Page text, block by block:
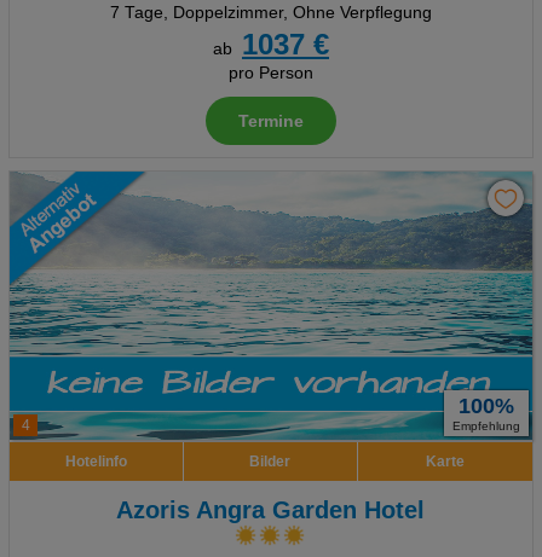
7 Tage, Doppelzimmer, Ohne Verpflegung
ab
1037 €
pro Person
Termine
4
100%
Empfehlung
Hotelinfo Bilder Karte
Azoris Angra Garden Hotel